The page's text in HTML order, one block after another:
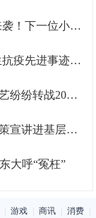
小明星就是你！
先进事迹—刘浩
款哈弗F7/F7x
进基层”活动
大呼“冤枉”
游戏 商讯 消费